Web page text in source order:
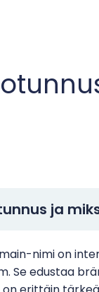
ja
nimi on
Se edustaa